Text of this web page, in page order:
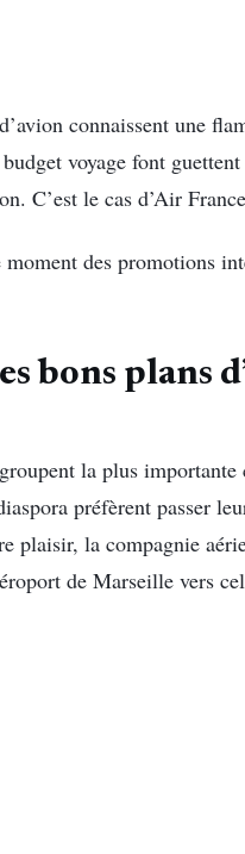
connaissent une
voyage font
C’est le cas d’Air
des promotions
bons plans
la plus importante
préfèrent passer
plaisir, la compagnie
de Marseille vers